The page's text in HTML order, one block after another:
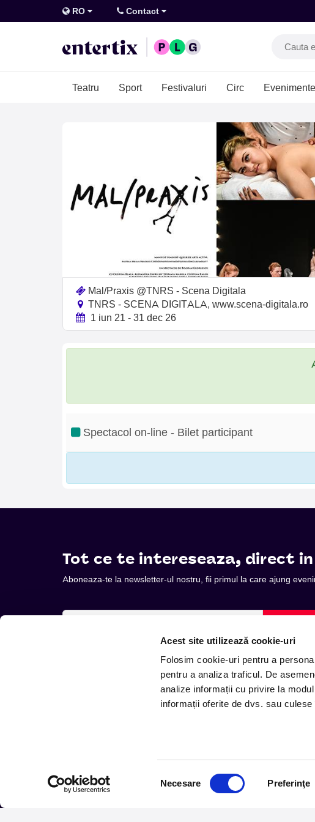
Acest site utilizează cookie-uri
Folosim cookie-uri pentru a
pentru a analiza traficul. De
analize informații cu privire la
informații oferite de dvs. sau
consimțământului
Necesare Preferinţe
RO Contact
Teatru Sport Festivaluri Circ
Mal/Praxis @TNRS - Scena Digitala
TNRS - SCENA DIGITALA, www.scena-digitala.ro
1 iun 21 - 31 dec 26
Spectacol on-line - Bilet participant
Tot ce te intereseaza, direct in
Aboneaza-te la newsletter-ul nostru, fii primul la care ajung
Telefon: +4 0748 110 111 (Luni - Vineri 12.00-16.00) | E-mail: